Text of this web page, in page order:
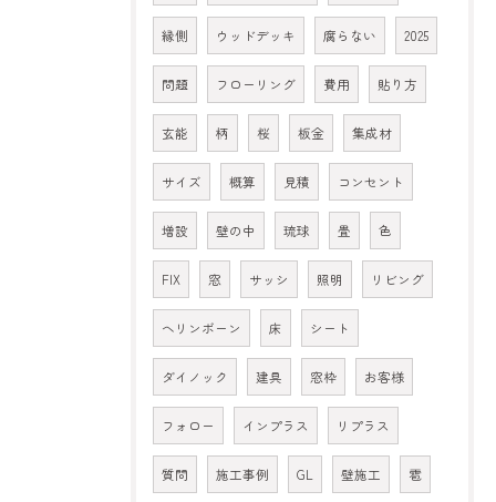
縁側 ウッドデッキ 腐らない 2025
問題 フローリング 費用 貼り方
玄能 柄 桜 板金 集成材
サイズ 概算 見積 コンセント
増設 壁の中 琉球 畳 色
FIX 窓 サッシ 照明 リビング
ヘリンボーン 床 シート
ダイノック 建具 窓枠 お客様
フォロー インプラス リプラス
質問 施工事例 GL 壁施工 雹